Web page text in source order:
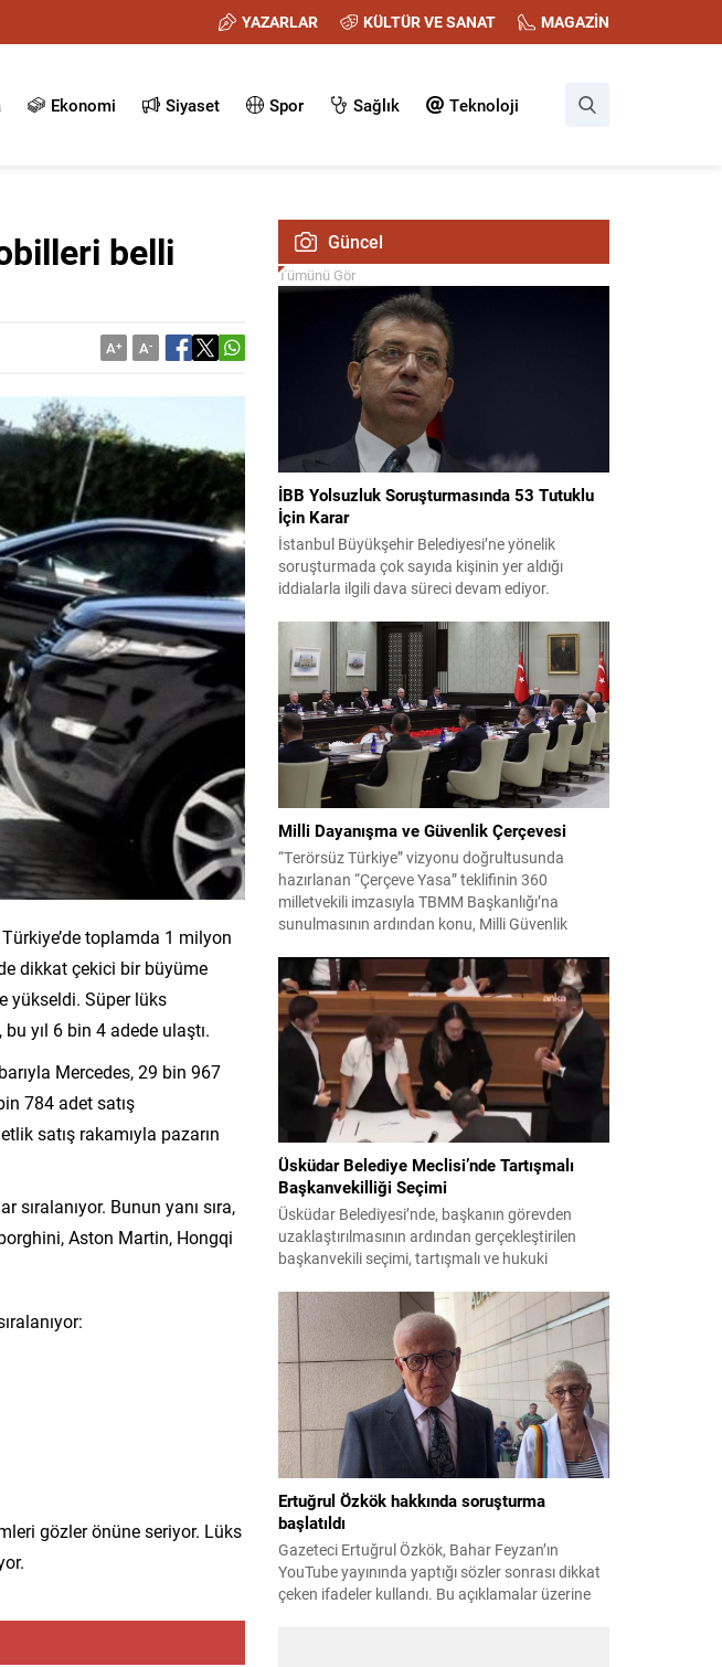
YAZARLAR KÜLTÜR VE SANAT MAGAZİN
Ekonomi Siyaset Spor Sağlık Teknoloji
belli
A+ A-
toplamda 1 milyon
dikkat çekici bir büyüme
yükseldi. Süper lüks
yıl 6 bin 4 adede ulaştı.
Mercedes, 29 bin 967
784 adet satış
satış rakamıyla pazarın
Bunun yanı sıra,
Aston Martin, Hongqi
gözler önüne seriyor. Lüks
Güncel
Tümünü Gör
İBB Yolsuzluk Soruşturmasında 53 Tutuklu
İçin Karar
İstanbul Büyükşehir Belediyesi’ne yönelik
soruşturmada çok sayıda kişinin yer aldığı
iddialarla ilgili dava süreci devam ediyor.
sanıkların tutukluluk hallerini ayrı ayrı
değerlendirdi. İnceleme sonucunda, aralarında
Ekrem İmamoğlu’nun da bulunduğu 53 tutuklu
hakkında tutukluluk hallerinin sürdürülmesine
karar verildi. İddialar ve değerlendirilen talepler
Soruşturma kapsamında sanıklara yöneltilen...
Milli Dayanışma ve Güvenlik Çerçevesi
“Terörsüz Türkiye” vizyonu doğrultusunda
hazırlanan “Çerçeve Yasa” teklifinin 360
milletvekili imzasıyla TBMM Başkanlığı’na
sunulmasının ardından konu, Milli Güvenlik
Toplantı sonrası yayımlanan sekiz maddelik
bildiri, ülke güvenliği ve bölgesel gelişmelere dair
değerlendirmeleri içermektedir. Yaklaşık 2 saat
15 dakika süren oturumun sonuç metninde;
terörle mücadele, bölgesel istikrar,...
Üsküdar Belediye Meclisi’nde Tartışmalı
Başkanvekilliği Seçimi
Üsküdar Belediyesi’nde, başkanın görevden
uzaklaştırılmasının ardından gerçekleştirilen
başkanvekili seçimi, tartışmalı ve hukuki
geldi. Yapılan oylamada usul ve gizlilikle ilgili
ciddi iddialar ortaya atıldı; bazı oyların geçersiz
sayılması ve meclis içindeki yönlendirmeler
kamuoyunda tepkilere yol açtı. Seçim sürecinde
yaşanan gelişmeler, parti grupları arasındaki
gerilimi artırdı. CHP’nin...
Ertuğrul Özkök hakkında soruşturma
başlatıldı
Gazeteci Ertuğrul Özkök, Bahar Feyzan’ın
YouTube yayınında yaptığı sözler sonrası dikkat
çeken ifadeler kullandı. Bu açıklamalar üzerine